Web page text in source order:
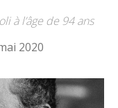
à l’âge de 94 ans
2020